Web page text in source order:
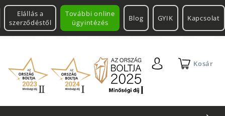
További online
ügyintézés
Elállás a
szerződéstől
Blog GYIK Kapcsolat
Kosár